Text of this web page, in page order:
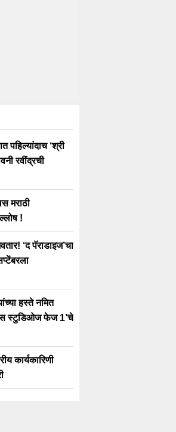
पहिल्यांदाच ‘श्री
रवींद्रची
मराठी
!
‘द पॅराडाइज’चा
हस्ते नमित
स्टुडिओज फेज 1’चे
कार्यकारिणी